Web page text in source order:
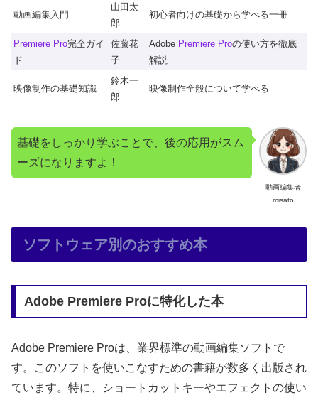
動画編集入門
山田太
郎
初心者向けの基礎から学べる一冊
Premiere Pro完全ガイ
ド
佐藤花
子
Adobe Premiere Proの使い方を徹底
解説
映像制作の基礎知識
鈴木一
郎
映像制作全般について学べる
動画編集者
misato
基礎をしっかり学ぶことで、後の応用がスム
ーズになりますよ！
ソフトウェア別のおすすめ本
Adobe Premiere Proに特化した本
Adobe Premiere Proは、業界標準の動画編集ソフトで
す。このソフトを使いこなすための書籍が数多く出版され
ています。特に、ショートカットキーやエフェクトの使い